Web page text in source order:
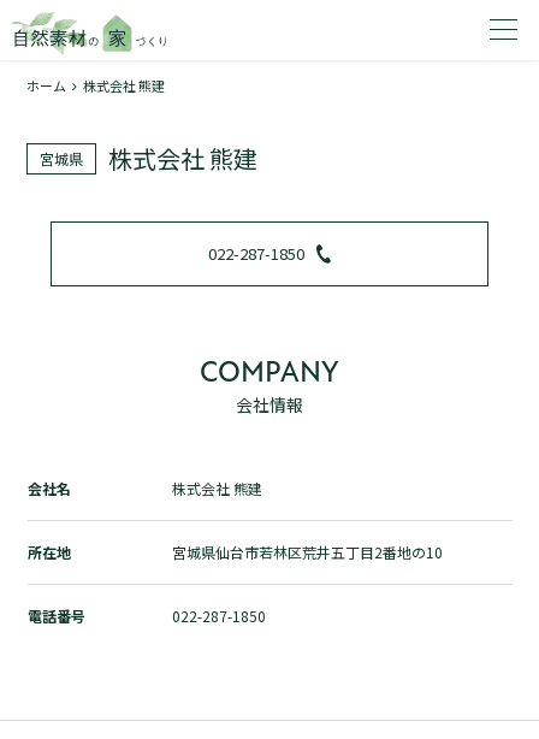
1
トップページ
加盟店検索
自然素材の家づくりとは？
ホーム 株式会社 熊建
宮城県 株式会社 熊建
022-287-1850
COMPANY
会社情報
会社名 株式会社 熊建
所在地 宮城県仙台市若林区荒井五丁目2番地の10
電話番号 022-287-1850